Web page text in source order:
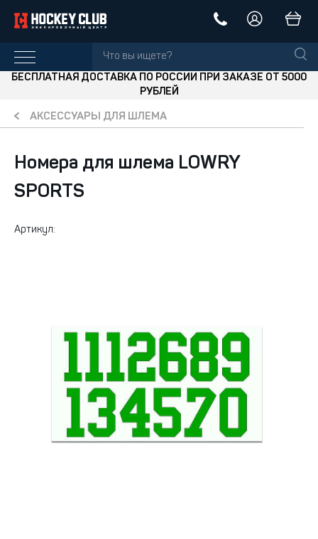
БЕСПЛАТНАЯ ДОСТАВКА ПО РОССИИ ПРИ ЗАКАЗЕ ОТ 5000
РУБЛЕЙ
АКСЕССУАРЫ ДЛЯ ШЛЕМА
Номера для шлема LOWRY
SPORTS
Артикул: